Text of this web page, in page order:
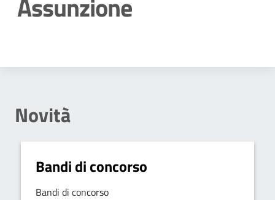
Assunzione
Novità
Bandi di concorso
Bandi di concorso